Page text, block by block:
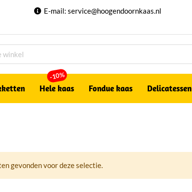
E-mail:service@hoogendoornkaas.nl
Hele kaas
-10%
Fondue kaas Delicatessen
gevonden voor deze selectie.